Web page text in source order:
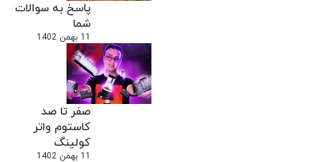
پاسخ به سوالات
شما
11 بهمن 1402
صفر تا صد
کاستوم واتر
کولینگ
11 بهمن 1402